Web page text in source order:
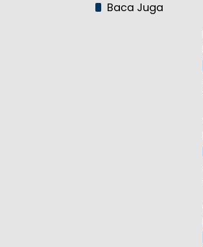
Baca Juga